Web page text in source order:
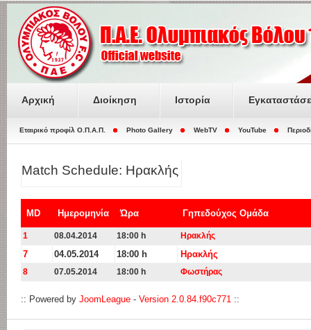
Αρχική Διοίκηση Ιστορία
Εταιρικό προφίλ O.Π.Α.Π. Photo Gallery WebTV YouTube
Match Schedule: Ηρακλής
MD Ημερομηνία Ώρα Γηπεδούχος Ομάδα
1 08.04.2014 18:00 h Ηρακλής
7 04.05.2014 18:00 h Ηρακλής
8 07.05.2014 18:00 h Φωστήρας
:: Powered by JoomLeague - Version 2.0.84.f90c771 ::